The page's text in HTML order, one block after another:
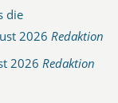
die
2026 Redaktion
2026 Redaktion